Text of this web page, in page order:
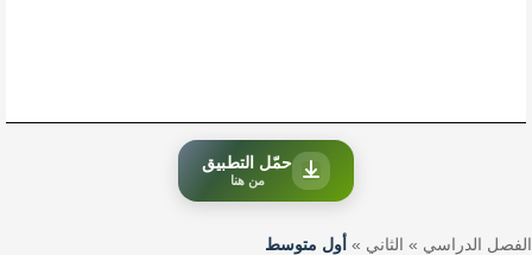
حمّل التطبيق
من هنا
الفصل الدراسي » الثاني » أول متوسط